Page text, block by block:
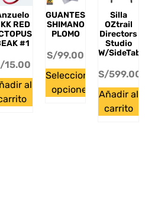
RED
#1
15.00
al
GUANTES
SHIMANO
PLOMO
S/99.00
Seleccionar
opciones
Silla
OZtrail
Directors
Studio
W/
S/599.00
Añadir al
carrito